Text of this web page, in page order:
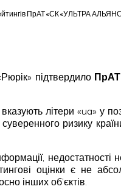
ПрАТ «СК «УЛЬТРА
підтвердило
літери «ua» у
ризику
оцінки є не
інших об’єктів.